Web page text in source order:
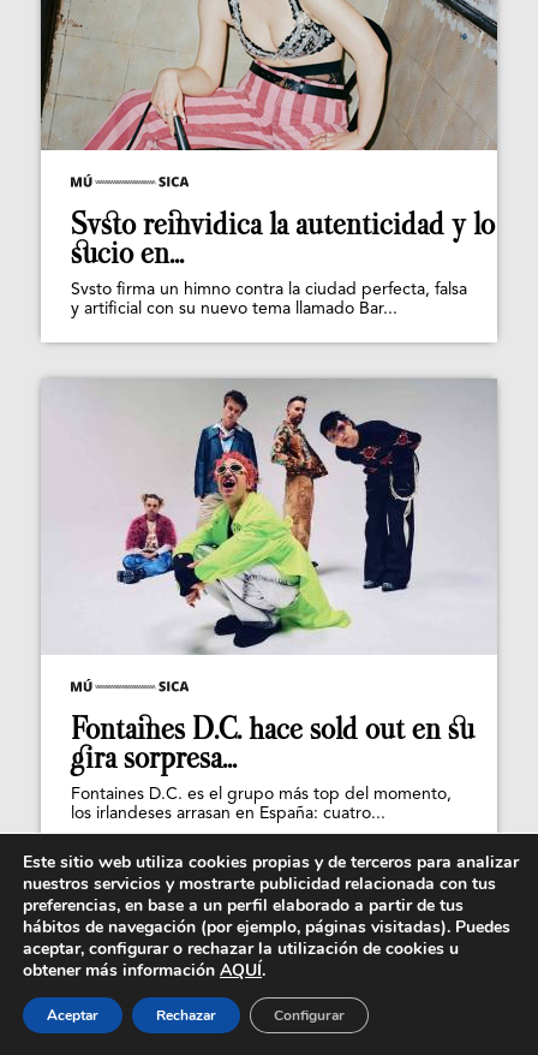
Svsto reinvidica la autenticidad y lo
sucio en...
Svsto firma un himno contra la ciudad perfecta, falsa
y artificial con su nuevo tema llamado Bar...
Fontaines D.C. hace sold out en su
gira sorpresa...
Fontaines D.C. es el grupo más top del momento,
los irlandeses arrasan en España: cuatro...
Este sitio web utiliza cookies propias y de terceros para analizar
nuestros servicios y mostrarte publicidad relacionada con tus
preferencias, en base a un perfil elaborado a partir de tus
hábitos de navegación (por ejemplo, páginas visitadas). Puedes
aceptar, configurar o rechazar la utilización de cookies u
obtener más información AQUÍ.
Aceptar Rechazar Configurar